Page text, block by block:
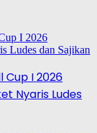
Cup I 2026
Nyaris Ludes